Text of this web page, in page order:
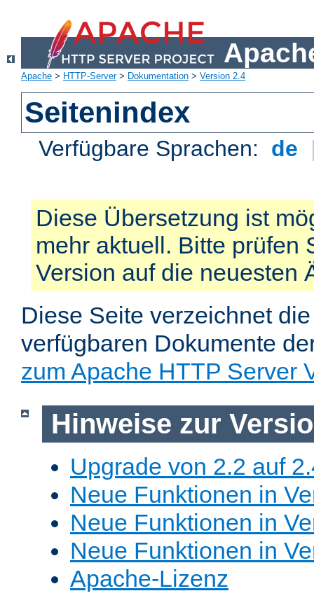
Apache > HTTP-Server> Dokumentation > Version 2.4
Seitenindex
Verfügbare Sprachen: de
Diese Übersetzung ist
mehr aktuell. Bitte prüfen
Version auf die neuesten
Diese Seite verzeichnet
verfügbaren Dokumente
zum Apache HTTP Server
Hinweise zur
Upgrade von 2.2 auf
Neue Funktionen in
Neue Funktionen in
Neue Funktionen in
Apache-Lizenz